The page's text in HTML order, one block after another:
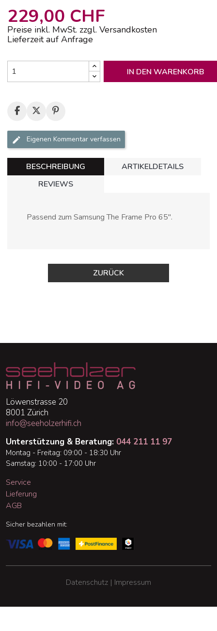
229,00 CHF
Preise inkl. MwSt. zzgl. Versandkosten
Lieferzeit auf Anfrage
IN DEN WARENKORB
Eigenen Kommentar verfassen
BESCHREIBUNG
ARTIKELDETAILS
REVIEWS
Passend zum Samsung The Frame Pro 65".
ZURÜCK
Löwenstrasse 20
8001 Zürich
info@seeholzerhifi.ch
Unterstützung & Beratung: 044 211 11 97
Montag - Freitag: 09:00 - 18:30 Uhr
Samstag: 10:00 - 17:00 Uhr
Service
Lieferung
AGB
Sicher bezahlen mit:
Datenschutz | Impressum